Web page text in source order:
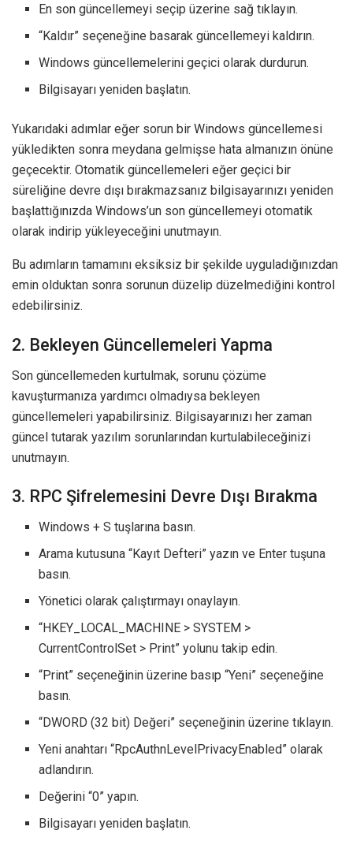
En son güncellemeyi seçip üzerine sağ tıklayın.
“Kaldır” seçeneğine basarak güncellemeyi kaldırın.
Windows güncellemelerini geçici olarak durdurun.
Bilgisayarı yeniden başlatın.
Yukarıdaki adımlar eğer sorun bir Windows güncellemesi
yükledikten sonra meydana gelmişse hata almanızın önüne
geçecektir. Otomatik güncellemeleri eğer geçici bir
süreliğine devre dışı bırakmazsanız bilgisayarınızı yeniden
başlattığınızda Windows’un son güncellemeyi otomatik
olarak indirip yükleyeceğini unutmayın.
Bu adımların tamamını eksiksiz bir şekilde uyguladığınızdan
emin olduktan sonra sorunun düzelip düzelmediğini kontrol
edebilirsiniz.
2. Bekleyen Güncellemeleri Yapma
Son güncellemeden kurtulmak, sorunu çözüme
kavuşturmanıza yardımcı olmadıysa bekleyen
güncellemeleri yapabilirsiniz. Bilgisayarınızı her zaman
güncel tutarak yazılım sorunlarından kurtulabileceğinizi
unutmayın.
3. RPC Şifrelemesini Devre Dışı Bırakma
Windows + S tuşlarına basın.
Arama kutusuna “Kayıt Defteri” yazın ve Enter tuşuna
basın.
Yönetici olarak çalıştırmayı onaylayın.
“HKEY_LOCAL_MACHINE > SYSTEM >
CurrentControlSet > Print” yolunu takip edin.
“Print” seçeneğinin üzerine basıp “Yeni” seçeneğine
basın.
“DWORD (32 bit) Değeri” seçeneğinin üzerine tıklayın.
Yeni anahtarı “RpcAuthnLevelPrivacyEnabled” olarak
adlandırın.
Değerini “0” yapın.
Bilgisayarı yeniden başlatın.